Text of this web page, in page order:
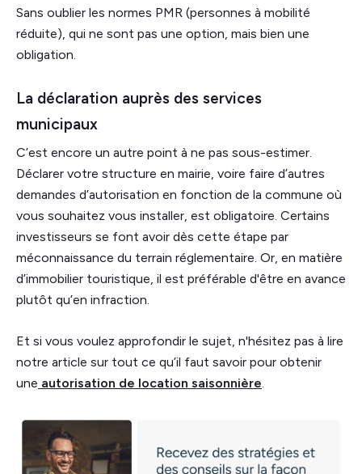
Sans oublier les normes PMR (personnes à mobilité
réduite), qui ne sont pas une option, mais bien une
obligation.
La déclaration auprès des services
municipaux
C’est encore un autre point à ne pas sous-estimer.
Déclarer votre structure en mairie, voire faire d’autres
demandes d’autorisation en fonction de la commune où
vous souhaitez vous installer, est obligatoire. Certains
investisseurs se font avoir dès cette étape par
méconnaissance du terrain réglementaire. Or, en matière
d’immobilier touristique, il est préférable d'être en avance
plutôt qu’en infraction.
Et si vous voulez approfondir le sujet, n'hésitez pas à lire
notre article sur tout ce qu’il faut savoir pour obtenir
une autorisation de location saisonnière.